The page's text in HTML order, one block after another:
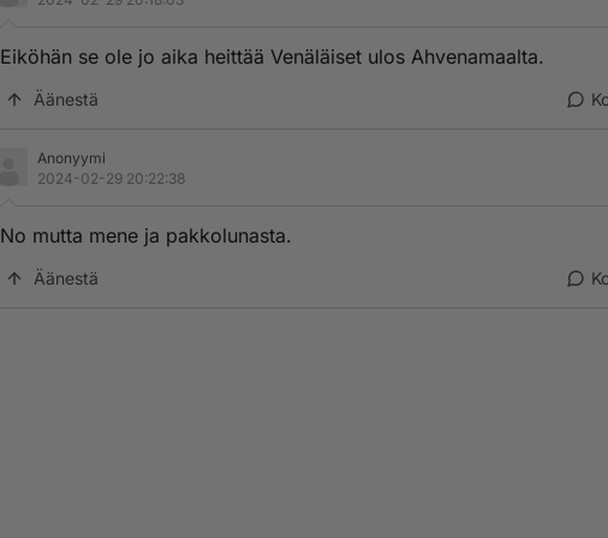
Eiköhän se ole jo aika heittää Venäläiset ulos Ahvenamaalta.
Äänestä
Anonyymi
2024-02-29 20:22:38
No mutta mene ja pakkolunasta.
Äänestä